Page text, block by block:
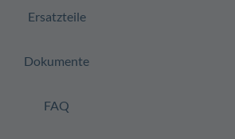
Ersatzteile
Dokumente
FAQ